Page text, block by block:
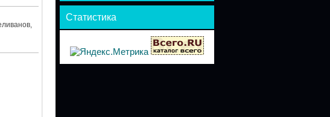
Статистика